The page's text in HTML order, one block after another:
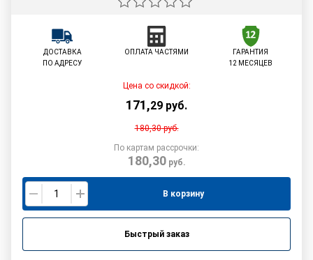
ДОСТАВКА
ПО АДРЕСУ
ОПЛАТА ЧАСТЯМИ
ГАРАНТИЯ
12 МЕСЯЦЕВ
Цена со скидкой:
171,29 руб.
180,30руб.
По картам рассрочки:
180,30руб.
В корзину
Быстрый заказ